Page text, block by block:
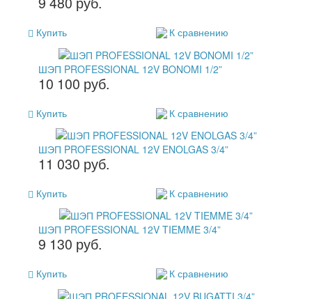
Купить К сравнению
ШЭП PROFESSIONAL 12V BONOMI 1/2”
10 100 руб.
Купить К сравнению
ШЭП PROFESSIONAL 12V ENOLGAS 3/4”
11 030 руб.
Купить К сравнению
ШЭП PROFESSIONAL 12V TIEMME 3/4”
9 130 руб.
Купить К сравнению